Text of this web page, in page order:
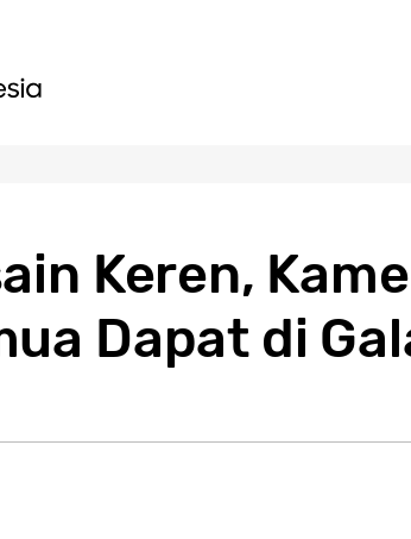
Keren,
Dapat di